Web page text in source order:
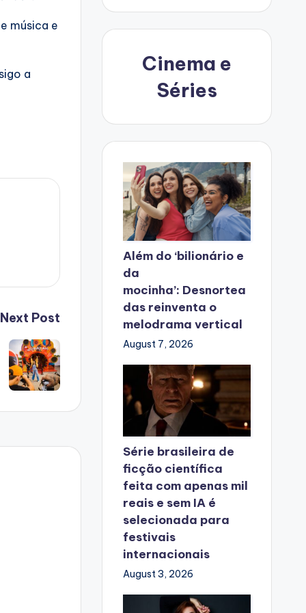
música e
a
Next Post
Cinema e
Séries
Além do ‘bilionário e
da
mocinha’: Desnortea
das reinventa o
melodrama vertical
August 7, 2026
Série brasileira de
ficção científica
feita com apenas mil
reais e sem IA é
selecionada para
festivais
internacionais
August 3, 2026